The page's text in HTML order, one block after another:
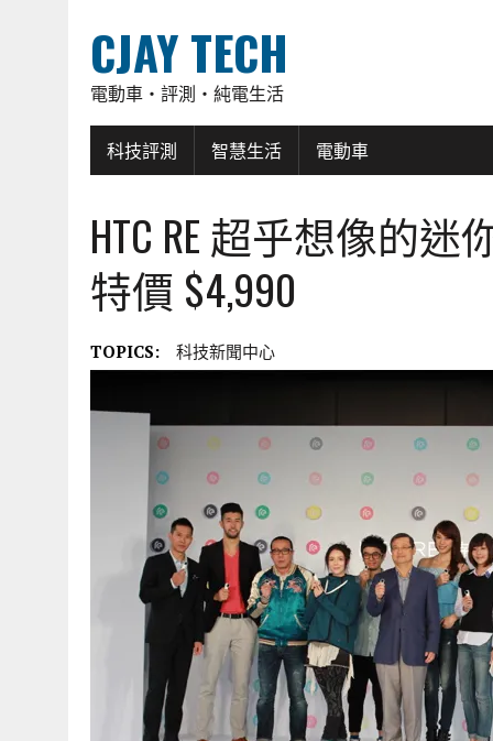
CJAY TECH
電動車・評測・純電生活
科技評測 智慧生活 電動車
HTC RE 超乎想像的
特價 $4,990
TOPICS: 科技新聞中心